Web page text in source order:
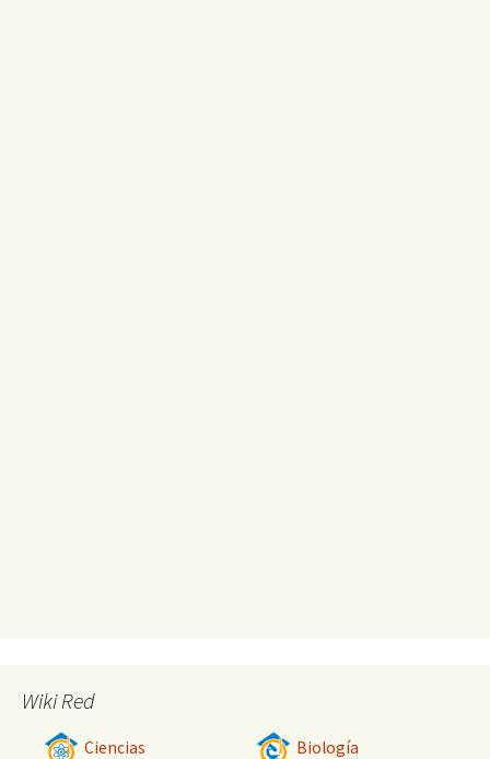
Wiki Red
Ciencias Biología